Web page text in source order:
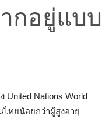
กอยู่แบบ
Nations World
ไทยน้อยกว่าผู้สูงอายุ